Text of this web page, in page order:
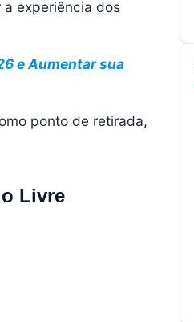
experiência dos
e Aumentar sua
ponto de retirada,
Livre